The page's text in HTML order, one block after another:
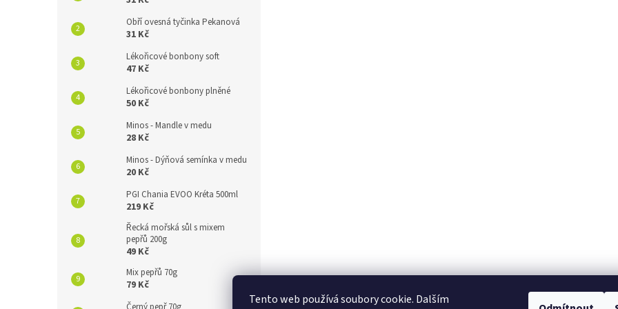
Tento web používá soubory cookie. Dalším
Obří ovesná tyčinka Pekanová
31 Kč
Lékořicové bonbony soft
47 Kč
Lékořicové bonbony plněné
50 Kč
Minos - Mandle v medu
28 Kč
Minos - Dýňová semínka v medu
20 Kč
PGI Chania EVOO Kréta 500ml
219 Kč
Řecká mořská sůl s mixem
pepřů 200g
49 Kč
Mix pepřů 70g
79 Kč